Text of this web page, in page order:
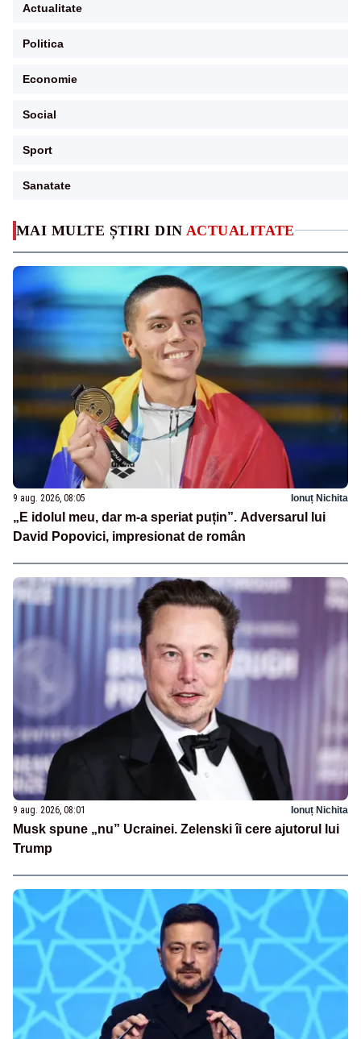
MAI MULTE ȘTIRI DIN ACTUALITATE
9 aug. 2026, 08:05 Ionuț Nichita
„E idolul meu, dar m-a speriat puțin”. Adversarul lui
David Popovici, impresionat de român
9 aug. 2026, 08:01 Ionuț Nichita
Musk spune „nu” Ucrainei. Zelenski îi cere ajutorul lui
Trump
Actualitate
Politica
Economie
Social
Sport
Sanatate